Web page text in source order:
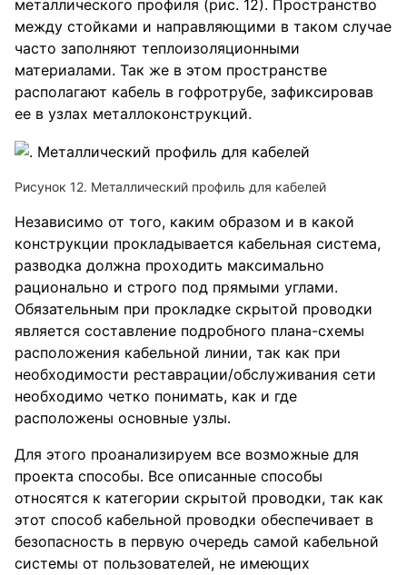
металлического профиля (рис. 12). Пространство
между стойками и направляющими в таком случае
часто заполняют теплоизоляционными
материалами. Так же в этом пространстве
располагают кабель в гофротрубе, зафиксировав
ее в узлах металлоконструкций.
Рисунок 12. Металлический профиль для кабелей
Независимо от того, каким образом и в какой
конструкции прокладывается кабельная система,
разводка должна проходить максимально
рационально и строго под прямыми углами.
Обязательным при прокладке скрытой проводки
является составление подробного плана-схемы
расположения кабельной линии, так как при
необходимости реставрации/обслуживания сети
необходимо четко понимать, как и где
расположены основные узлы.
Для этого проанализируем все возможные для
проекта способы. Все описанные способы
относятся к категории скрытой проводки, так как
этот способ кабельной проводки обеспечивает в
безопасность в первую очередь самой кабельной
системы от пользователей, не имеющих